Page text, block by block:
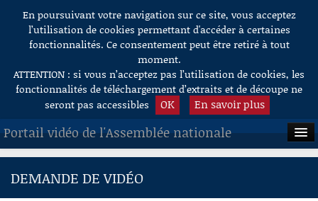
Aller au contenu
En poursuivant votre navigation sur ce site, vous acceptez
l’utilisation de cookies permettant d'accéder à certaines
fonctionnalités. Ce consentement peut être retiré à tout
moment.
ATTENTION : si vous n’acceptez pas l’utilisation de cookies, les
fonctionnalités de téléchargement d’extraits et de découpe ne
seront pas accessibles
OK En savoir plus
Portail vidéo de l'Assemblée nationale
ACCUEIL
DEMANDE DE VIDÉO